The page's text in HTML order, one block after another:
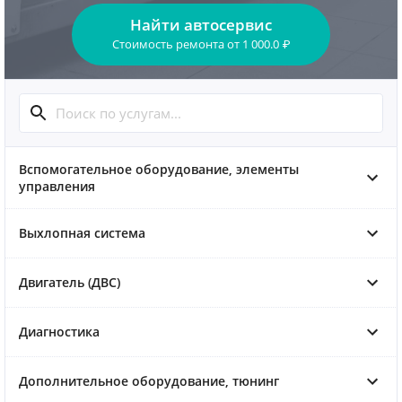
Найти автосервис
Стоимость ремонтаот 1 000.0 ₽
Вспомогательное оборудование, элементы
управления
Выхлопная система
Двигатель (ДВС)
Диагностика
Дополнительное оборудование, тюнинг